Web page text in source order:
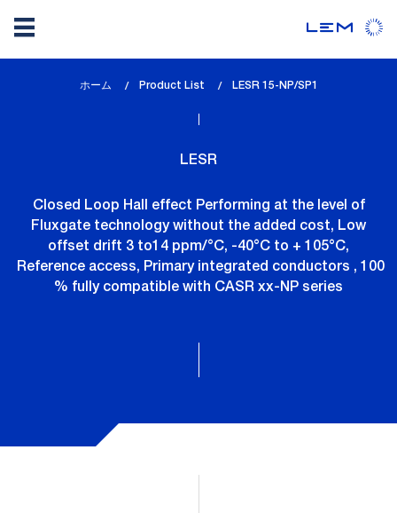
ホーム Product List
lem_current_page
LESR 15-NP/SP1
LESR
Closed Loop Hall effect Performing at the level of
Fluxgate technology without the added cost, Low
offset drift 3 to14 ppm/°C, -40°C to + 105°C,
Reference access, Primary integrated conductors , 100
% fully compatible with CASR xx-NP series